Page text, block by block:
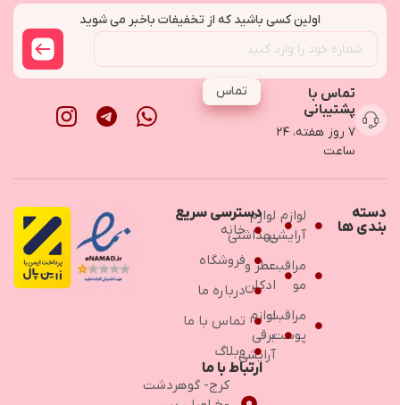
اولین کسی باشید که از تخفیفات باخبر می شوید
تماس با
پشتیبانی
۷ روز هفته، ۲۴
ساعت
تماس
دسته
بندی ها
لوازم
آرایشی
مراقبت
مو
مراقبت
پوست
لوازم
بهداشتی
عطر و
ادکلن
لوازم
برقی
آرایشی
دسترسی سریع
خانه
فروشگاه
درباره ما
تماس با ما
وبلاگ
ارتباط با ما
کرج- گوهردشت